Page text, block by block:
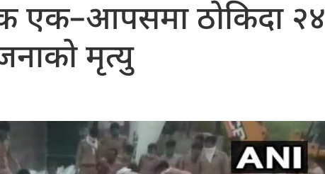
एक–आपसमा ठोकिदा २४
मृत्यु